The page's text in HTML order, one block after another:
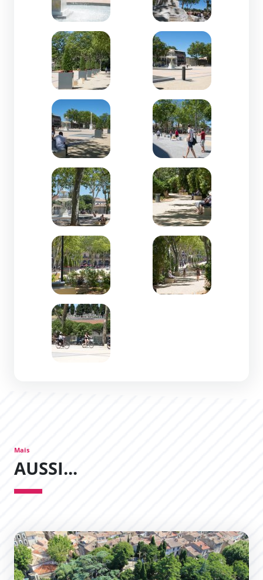
Zoom de l'image Zoom de l'image
Zoom de l'image Zoom de l'image
Zoom de l'image Zoom de l'image
Zoom de l'image Zoom de l'image
Zoom de l'image
Mais
AUSSI...
Le jardin du Calvaire